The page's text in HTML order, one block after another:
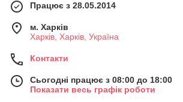
Працює з 28.05.2014
м. Харків
Харків, Харків, Україна
Контакти
Сьогодні працює з 08:00 до 18:00
Показати весь графік роботи